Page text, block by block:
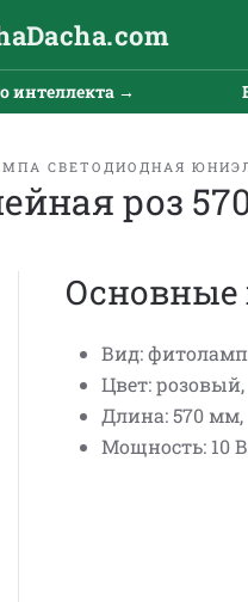
→
СВЕТОДИОДНАЯ
роз
Основные
Вид:
Цвет: розовый,
Длина: 570 мм,
Мощность: 10